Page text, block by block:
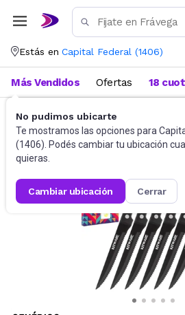
Estás en Capital Federal (1406)
No pudimos ubicarte
Te mostramos las opciones para
(1406). Podés cambiar tu ubicación
quieras.
cambiar ubicación cerrar
Más Vendidos Ofertas 18
Cubiertos Sets de cubiertos